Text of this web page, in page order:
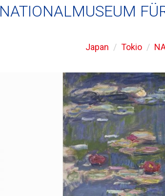
NATIONALMUSEUM
Japan Tokio